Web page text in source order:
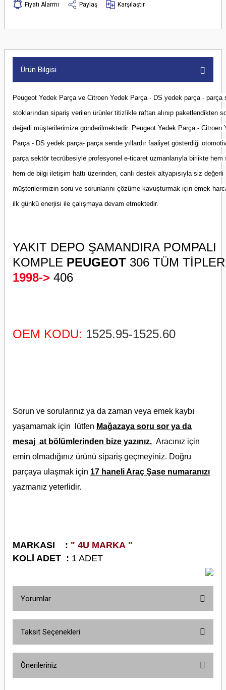
Fiyatı Alarmı
Paylaş Karşılaştır
Ürün Bilgisi
Peugeot Yedek Parça ve Citroen Yedek Parça - DS yedek parça - parça
stoklarından sipariş verilen ürünler titizlikle raftan alınıp paketlendikten
değerli müşterilerimize gönderilmektedir. Peugeot Yedek Parça - Citroen
Parça - DS yedek parça- parça sende yıllardır faaliyet gösterdiği
parça sektör tecrübesiyle profesyonel e-ticaret uzmanlarıyla birlikte hem
hem de bilgi iletişim hattı üzerinden, canlı destek altyapısıyla siz değerli
müşterilerimizin soru ve sorunlarını çözüme kavuşturmak için emek
ilk günkü enerjisi ile çalışmaya devam etmektedir.
YAKIT DEPO ŞAMANDIRA POMPALI
KOMPLE PEUGEOT 306 TÜM TİPLER
1998-> 406
OEM KODU: 1525.95-1525.60
Sorun ve sorularınız ya da zaman veya emek kaybı
yaşamamak için lütfen Mağazaya soru sor ya da
mesaj at bölümlerinden bize yazınız. Aracınız için
emin olmadığınız ürünü sipariş geçmeyiniz. Doğru
parçaya ulaşmak için 17 haneli Araç Şase numaranızı
yazmanız yeterlidir.
MARKASI : " 4U MARKA "
KOLİ ADET : 1 ADET
Yorumlar
Taksit Seçenekleri
Önerileriniz